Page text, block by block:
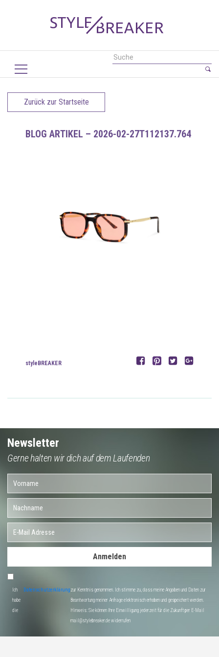
Zurück zur Startseite
BLOG ARTIKEL – 2026-02-27T112137.764
styleBREAKER
Newsletter
Gerne halten wir dich auf dem Laufenden
Anmelden
Ich
habe
die
Datenschutzerklärungzur Kenntnis genommen. Ich stimme zu, dass meine Angaben und Daten zur
Beantwortung meiner Anfrage elektronisch erhoben und gespeichert werden.
Hinweis: Sie können Ihre Einwilligung jederzeit für die Zukunft per E-Mail
mail@stylebreaker.de widerrufen